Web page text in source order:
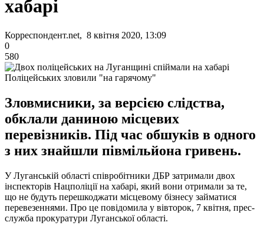
хабарі
Корреспондент.net, 8 квітня 2020, 13:09
0
580
Поліцейських зловили "на гарячому"
Зловмисники, за версією слідства,
обклали даниною місцевих
перевізників. Під час обшуків в одного
з них знайшли півмільйона гривень.
У Луганській області співробітники ДБР затримали двох
інспекторів Нацполіції на хабарі, який вони отримали за те,
що не будуть перешкоджати місцевому бізнесу займатися
перевезеннями. Про це повідомила у вівторок, 7 квітня, прес-
служба прокуратури Луганської області.